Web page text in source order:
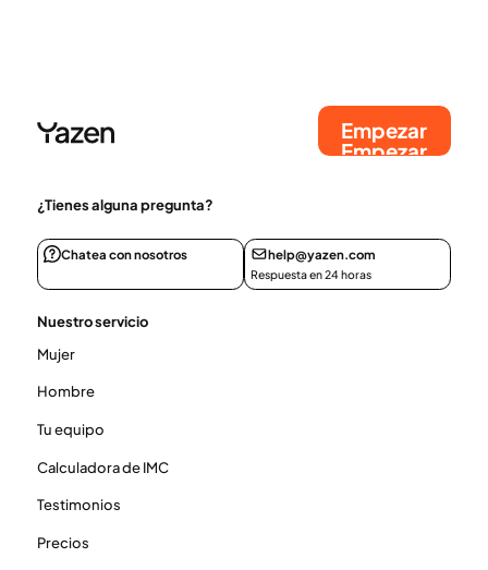
Empezar
Empezar
¿Tienes alguna pregunta?
Chatea con nosotros help@yazen.com
Respuesta en 24 horas
Nuestro servicio
Mujer
Hombre
Tu equipo
Calculadora de IMC
Testimonios
Precios